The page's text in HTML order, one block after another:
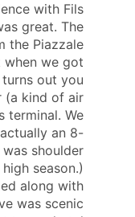
with Fils
great. The
the Piazzale
when we got
out you
(a kind of air
terminal. We
an 8-
shoulder
season.)
along with
was scenic